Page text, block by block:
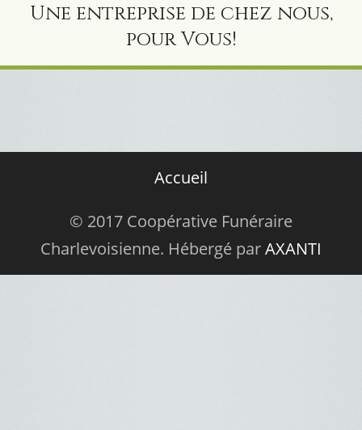
Une entreprise de chez nous,
pour Vous!
Accueil
© 2017 Coopérative Funéraire
Charlevoisienne. Hébergé parAXANTI